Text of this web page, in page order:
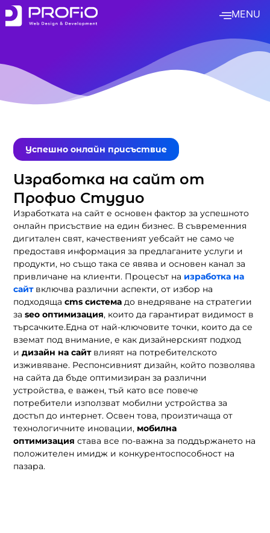
MENU
Успешно онлайн присъствие
Изработка на сайт от
Профио Студио
Изработката на сайт е основен фактор за успешното
онлайн присъствие на един бизнес. В съвременния
дигитален свят, качественият уебсайт не само че
предоставя информация за предлаганите услуги и
продукти, но също така се явява и основен канал за
привличане на клиенти. Процесът на изработка на
сайтвключва различни аспекти, от избор на
подходящаcms система до внедряване на стратегии
заseo оптимизация, които да гарантират видимост в
търсачките.Една от най-ключовите точки, които да се
вземат под внимание, е как дизайнерският подход
идизайн на сайтвлияят на потребителското
изживяване. Респонсивният дизайн, който позволява
на сайта да бъде оптимизиран за различни
устройства, е важен, тъй като все повече
потребители използват мобилни устройства за
достъп до интернет. Освен това, произтичаща от
технологичните иновации, мобилна
оптимизация става все по-важна за поддържането на
положителен имидж и конкурентоспособност на
пазара.